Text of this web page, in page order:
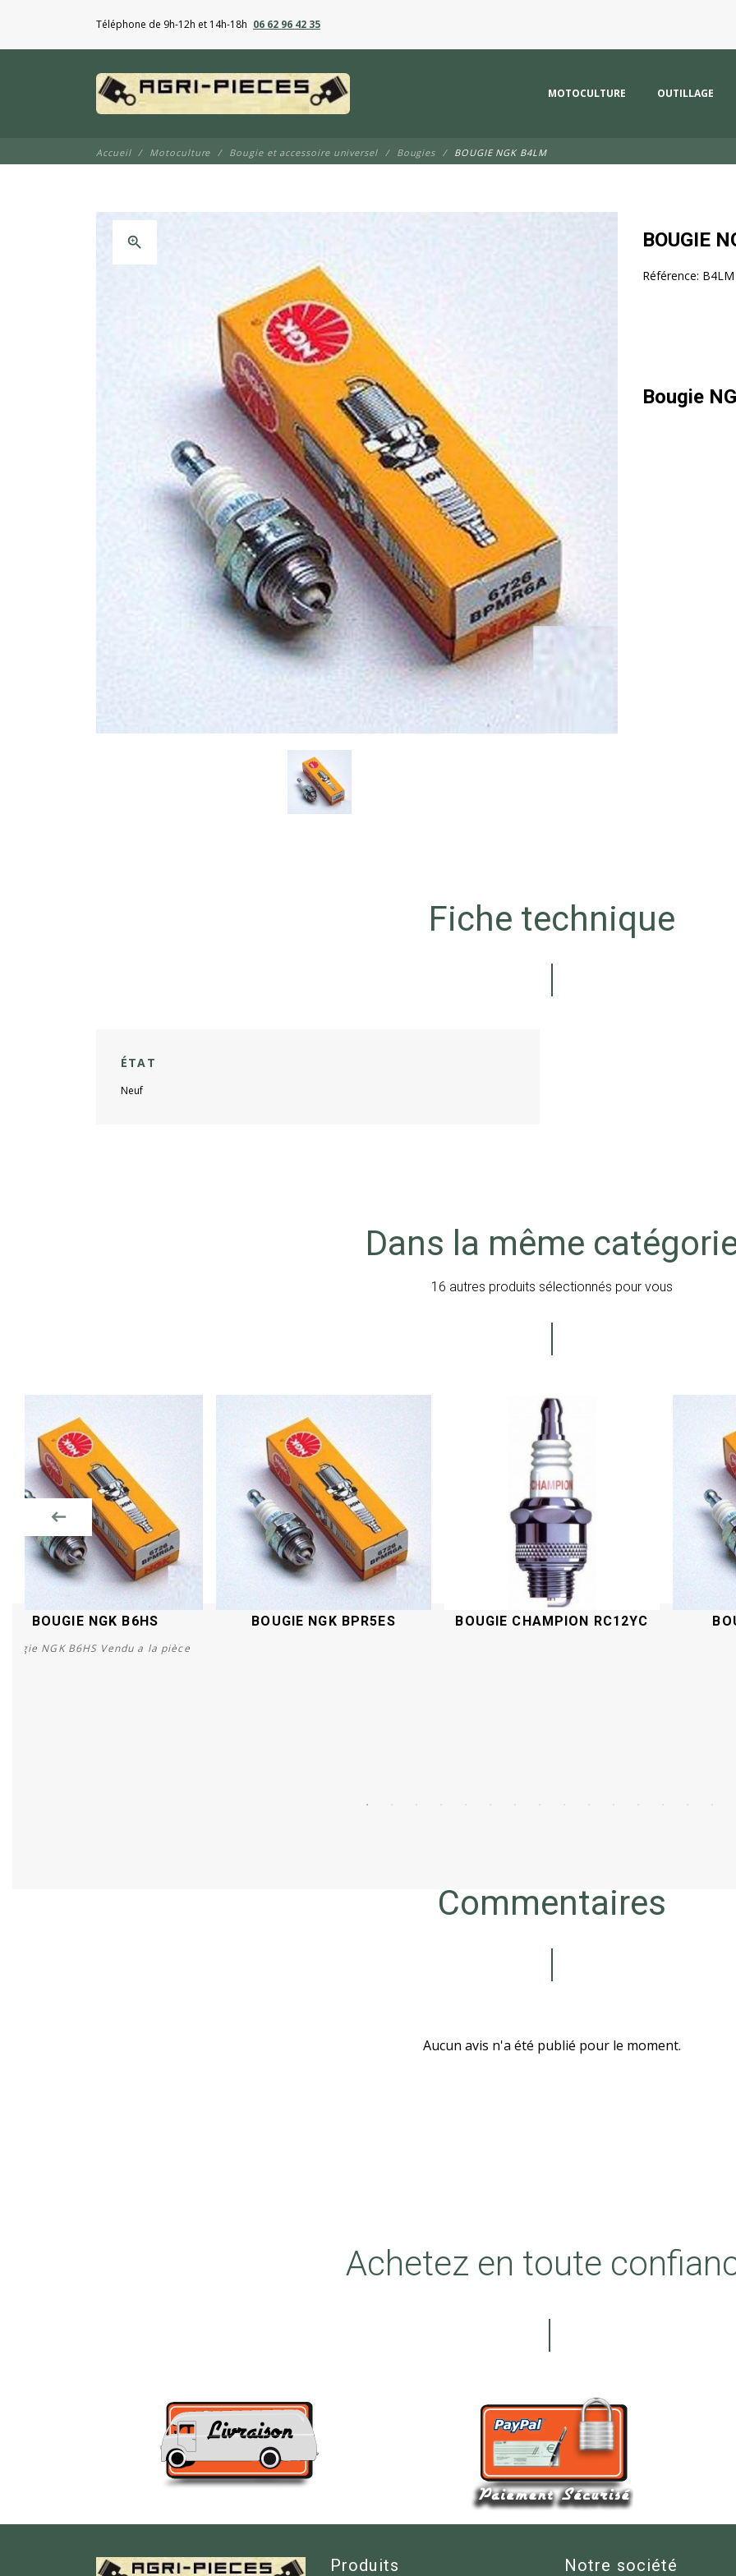
Téléphone de 9h-12h et 14h-18h 06 62 96 42 35
MOTOCULTURE OUTILLAGE
Accueil Motoculture Bougie et accessoire universel Bougies BOUGIE NGK B4LM
zoom_in BOUGIE
Référence: B4LM
Bougie
Fiche technique
ÉTAT
Neuf
Dans la même
16 autres produits sélectionnés pour vous
BOUGIE NGK B6HS
Bougie NGK B6HS Vendu a la pièce
BOUGIE NGK BPR5ES BOUGIE CHAMPION RC12YC
Commentaires
Aucun avis n'a été publié pour le moment.
Achetez en toute
Produits Notre société